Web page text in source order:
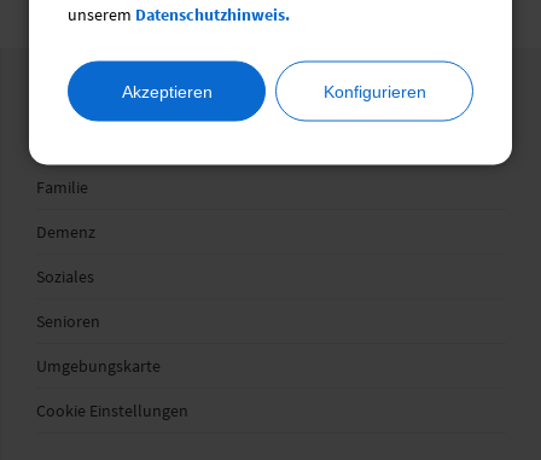
Wegweiser
Familie
Demenz
Soziales
Senioren
Umgebungskarte
Cookie Einstellungen
unserem Datenschutzhinweis.
Akzeptieren Konfigurieren